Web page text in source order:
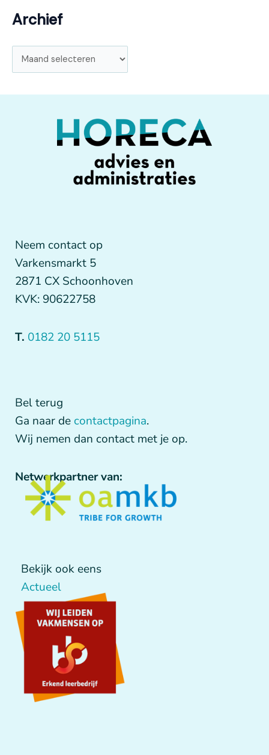
Archief
Neem contact op
Varkensmarkt 5
2871 CX Schoonhoven
KVK: 90622758
T. 0182 20 5115
Bel terug
Ga naar de contactpagina.
Wij nemen dan contact met je op.
Netwerkpartner van:
Bekijk ook eens
Actueel